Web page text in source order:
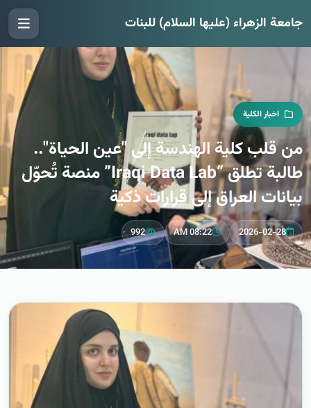
جامعة الزهراء (عليها السلام) للبنات
اخبار الكلية
من قلب كلية الهندسة إلى "عين الحياة"..
طالبة تطلق “Iraqi Data Lab” منصة تُحوّل
بيانات العراق إلى قرارات ذكية
2026-02-28
08:22 AM
992